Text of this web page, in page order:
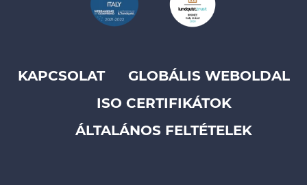
Footer
KAPCSOLAT
GLOBÁLIS WEBOLDAL
ISO CERTIFIKÁTOK
ÁLTALÁNOS FELTÉTELEK